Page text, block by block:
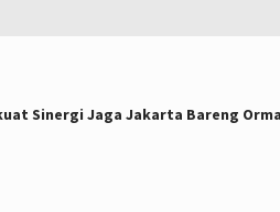
Sinergi Jaga Jakarta Bareng